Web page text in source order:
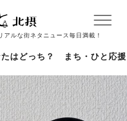
ルな街ネタニュース毎日満載！
はどっち？ まち・ひと応援